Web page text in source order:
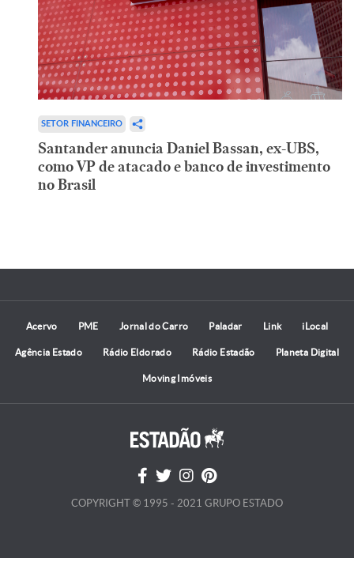
SETOR FINANCEIRO
Santander anuncia Daniel Bassan, ex-UBS,
como VP de atacado e banco de investimento
no Brasil
Acervo PME Jornal do Carro Paladar Link iLocal
Agência Estado Rádio Eldorado Rádio Estadão Planeta Digital
Moving Imóveis
COPYRIGHT © 1995 - 2021 GRUPO ESTADO